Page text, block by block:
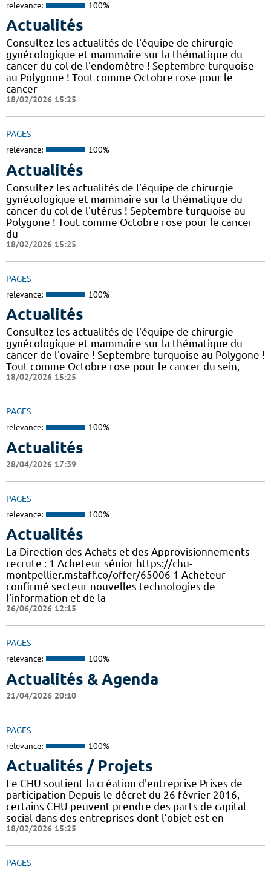
relevance: 100%
Actualités
Consultez les actualités de l'équipe de chirurgie
gynécologique et mammaire sur la thématique du
cancer du col de l'endomètre ! Septembre turquoise
au Polygone ! Tout comme Octobre rose pour le
cancer
18/02/2026 15:25
PAGES
relevance: 100%
Actualités
Consultez les actualités de l'équipe de chirurgie
gynécologique et mammaire sur la thématique du
cancer du col de l'utérus ! Septembre turquoise au
Polygone ! Tout comme Octobre rose pour le cancer
du
18/02/2026 15:25
PAGES
relevance: 100%
Actualités
Consultez les actualités de l'équipe de chirurgie
gynécologique et mammaire sur la thématique du
cancer de l'ovaire ! Septembre turquoise au Polygone !
Tout comme Octobre rose pour le cancer du sein,
18/02/2026 15:25
PAGES
relevance: 100%
Actualités
28/04/2026 17:39
PAGES
relevance: 100%
Actualités
La Direction des Achats et des Approvisionnements
recrute : 1 Acheteur sénior https://chu-
montpellier.mstaff.co/offer/65006 1 Acheteur
confirmé secteur nouvelles technologies de
l'information et de la
26/06/2026 12:15
PAGES
relevance: 100%
Actualités & Agenda
21/04/2026 20:10
PAGES
relevance: 100%
Actualités / Projets
Le CHU soutient la création d'entreprise Prises de
participation Depuis le décret du 26 février 2016,
certains CHU peuvent prendre des parts de capital
social dans des entreprises dont l’objet est en
18/02/2026 15:25
PAGES